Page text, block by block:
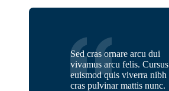
Sed cras ornare arcu dui
vivamus arcu felis. Cursus
euismod quis viverra nibh
cras pulvinar mattis nunc.